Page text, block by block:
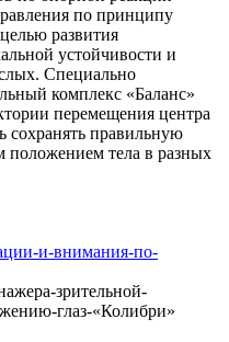
по принципу
развития
устойчивости и
Специально
комплекс «Баланс»
перемещения центра
сохранять правильную
положением тела в разных